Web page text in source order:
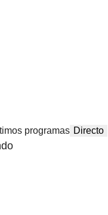
programas Directo